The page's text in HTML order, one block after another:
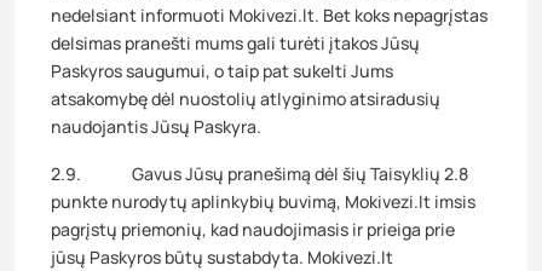
nedelsiant informuoti Mokivezi.lt. Bet koks nepagrįstas
delsimas pranešti mums gali turėti įtakos Jūsų
Paskyros saugumui, o taip pat sukelti Jums
atsakomybę dėl nuostolių atlyginimo atsiradusių
naudojantis Jūsų Paskyra.
2.9. Gavus Jūsų pranešimą dėl šių Taisyklių 2.8
punkte nurodytų aplinkybių buvimą, Mokivezi.lt imsis
pagrįstų priemonių, kad naudojimasis ir prieiga prie
jūsų Paskyros būtų sustabdyta. Mokivezi.lt